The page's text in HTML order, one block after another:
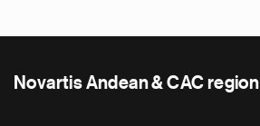
Novartis Andean & CAC region